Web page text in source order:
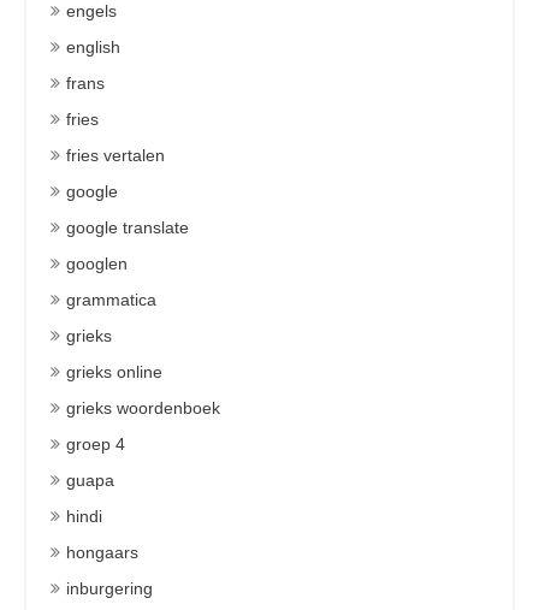
engels
english
frans
fries
fries vertalen
google
google translate
googlen
grammatica
grieks
grieks online
grieks woordenboek
groep 4
guapa
hindi
hongaars
inburgering